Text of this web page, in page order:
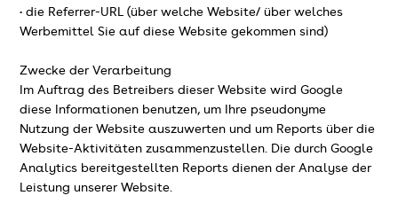
• die Referrer-URL (über welche Website/ über welches
Werbemittel Sie auf diese Website gekommen sind)
Zwecke der Verarbeitung
Im Auftrag des Betreibers dieser Website wird Google
diese Informationen benutzen, um Ihre pseudonyme
Nutzung der Website auszuwerten und um Reports über die
Website-Aktivitäten zusammenzustellen. Die durch Google
Analytics bereitgestellten Reports dienen der Analyse der
Leistung unserer Website.